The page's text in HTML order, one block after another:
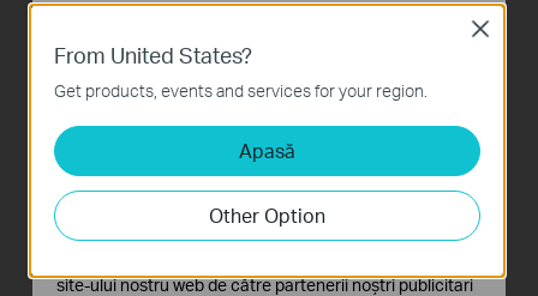
From United States?
Get products, events and services for your region.
Apasă
Other Option
Close
Cookie-uri de bază
Aceste cookie-uri sunt necesare pentru funcționarea
site-ului web și nu pot fi dezactivate în sistemele tale
Cookie-uri de analiză și marketing
Cookie-urile de analiză ne permit să analizăm activitățile
tale de pe site-ul nostru web a îmbunătăți și ajusta
funcționalitatea site-ului.
site-ului nostru web de către partenerii noștri publicitari